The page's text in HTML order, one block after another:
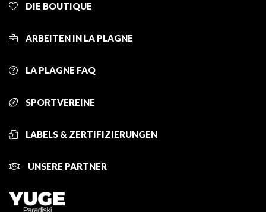
DIE BOUTIQUE
ARBEITEN IN LA PLAGNE
LA PLAGNE FAQ
SPORTVEREINE
LABELS & ZERTIFIZIERUNGEN
UNSERE PARTNER